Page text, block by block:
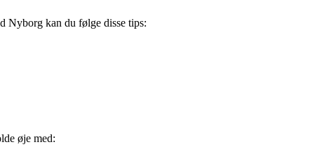
Nyborg kan du følge disse tips:
øje med: